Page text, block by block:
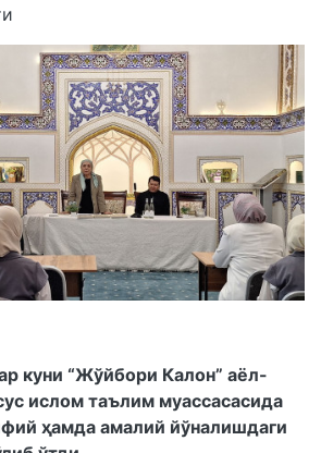
куни “Жўйбори Калон” аёл-
ислом таълим муассасасида
ҳамда амалий йўналишдаги